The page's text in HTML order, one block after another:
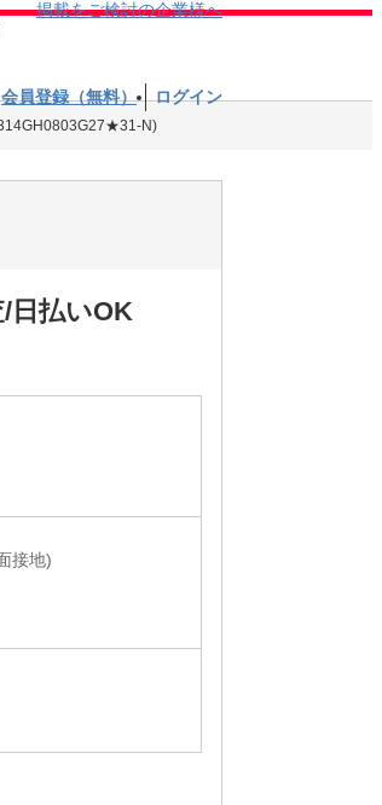
掲載をご検討の企業様へ
会員登録（無料） ログイン
N)
日払いOK
接地)